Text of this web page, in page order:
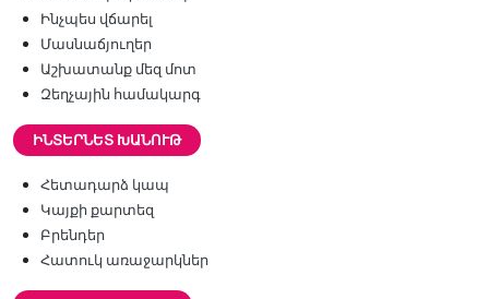
Ինչպես վճարել
Մասնաճյուղեր
Աշխատանք մեզ մոտ
Զեղչային համակարգ
ԻՆՏԵՐՆԵՏ ԽԱՆՈՒԹ
Հետադարձ կապ
Կայքի քարտեզ
Բրենդեր
Հատուկ առաջարկներ